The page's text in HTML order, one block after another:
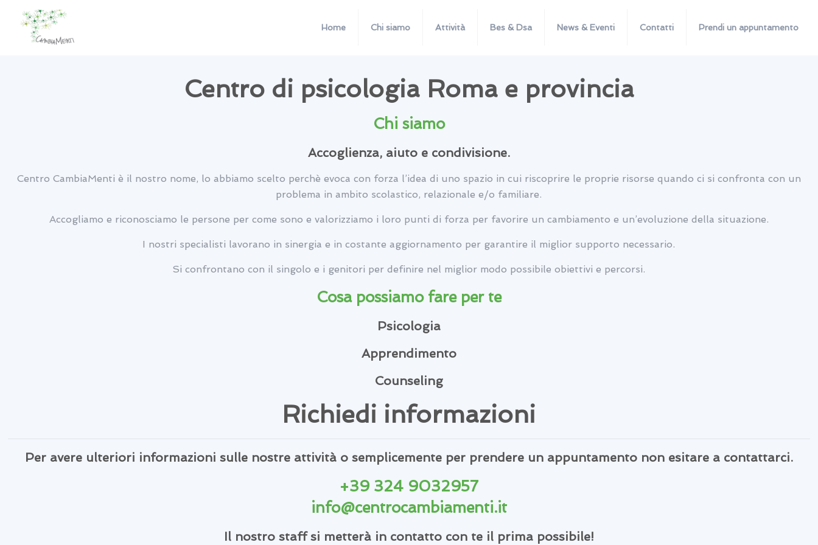
Home Chi siamo Attività Bes & Dsa News & Eventi Contatti Prendi un appuntamento
Centro di psicologia Roma e provincia
Chi siamo
Accoglienza, aiuto e condivisione.
Centro CambiaMenti è il nostro nome, lo abbiamo scelto perchè evoca con forza l’idea di uno spazio in cui riscoprire le proprie risorse quando ci si confronta con un
problema in ambito scolastico, relazionale e/o familiare.
Accogliamo e riconosciamo le persone per come sono e valorizziamo i loro punti di forza per favorire un cambiamento e un’evoluzione della situazione.
I nostri specialisti lavorano in sinergia e in costante aggiornamento per garantire il miglior supporto necessario.
Si confrontano con il singolo e i genitori per definire nel miglior modo possibile obiettivi e percorsi.
Cosa possiamo fare per te
Psicologia
Apprendimento
Counseling
Richiedi informazioni
Per avere ulteriori informazioni sulle nostre attività o semplicemente per prendere un appuntamento non esitare a contattarci.
+39 324 9032957
info@centrocambiamenti.it
Il nostro staff si metterà in contatto con te il prima possibile!